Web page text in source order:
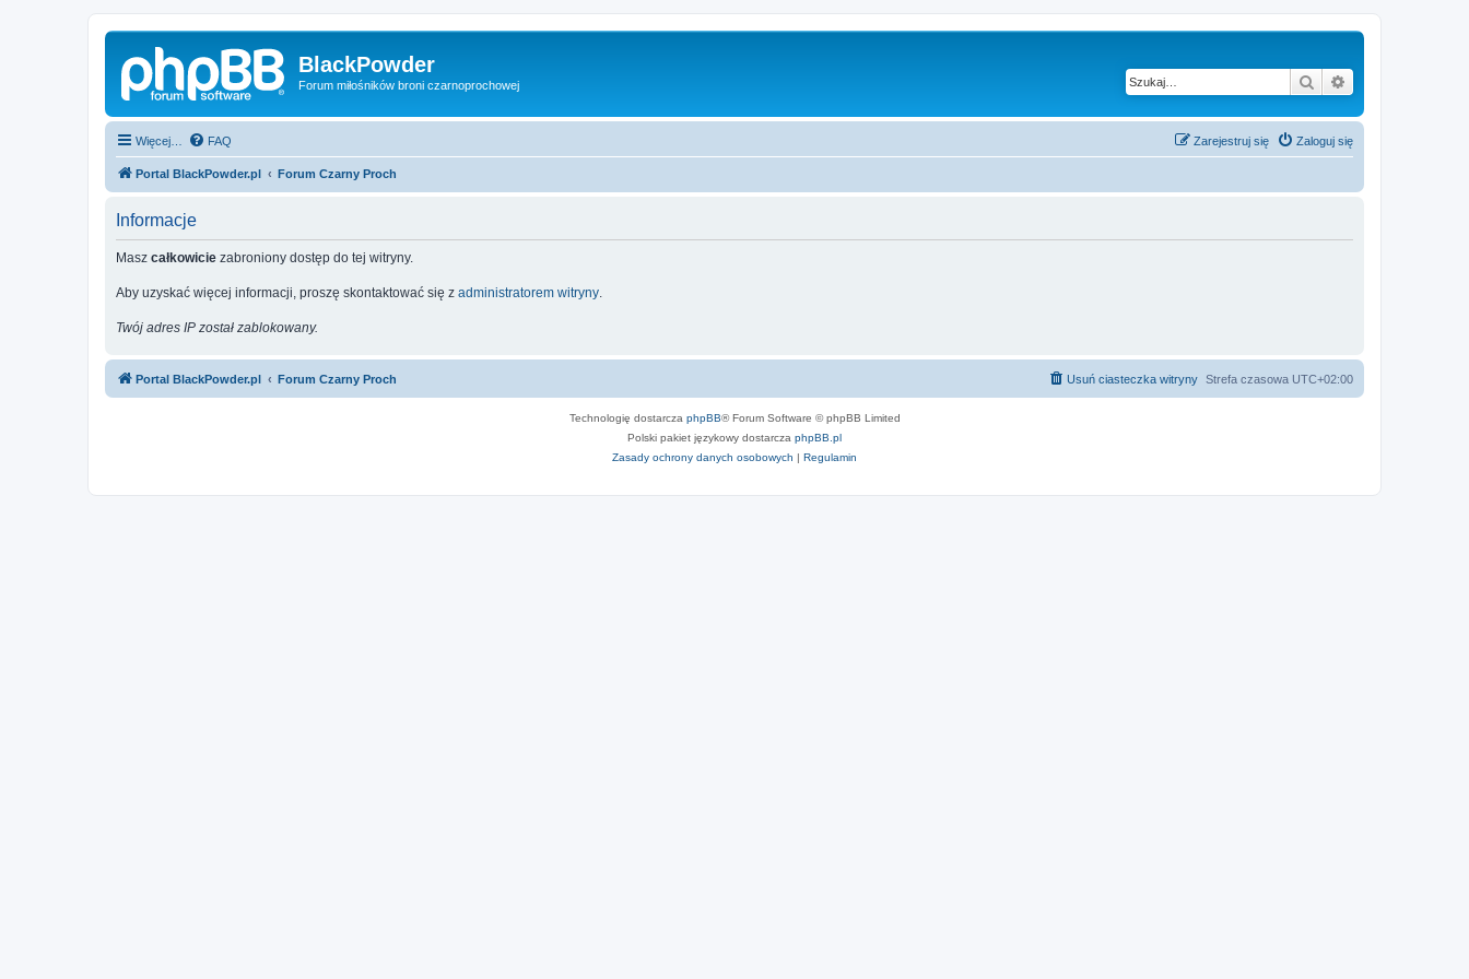
BlackPowder
Forum miłośników broni czarnoprochowej Szukaj
Więcej… FAQ Zaloguj się
Zarejestruj się
Portal BlackPowder.pl Forum Czarny Proch
Informacje
Masz całkowicie zabroniony dostęp do tej witryny.
Aby uzyskać więcej informacji, proszę skontaktować się z administratorem witryny
Twój adres IP został zablokowany.
Portal BlackPowder.pl Forum Czarny Proch Strefa czasowa UTC+02:00
Usuń ciasteczka witryny
Technologię dostarcza phpBB® Forum Software © phpBB Limited
Polski pakiet językowy dostarcza phpBB.pl
Zasady ochrony danych osobowych | Regulamin